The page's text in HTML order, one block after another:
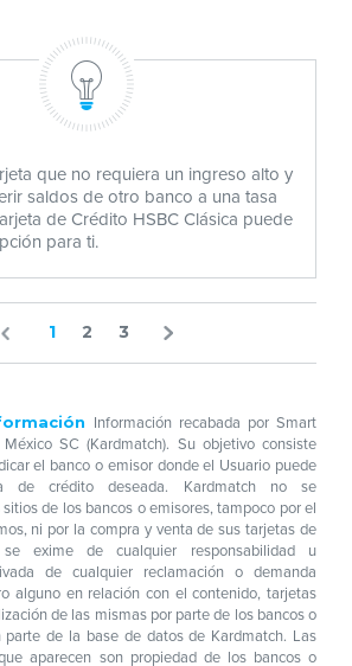
que no requiera un ingreso alto y
saldos de otro banco a una tasa
de Crédito HSBC Clásica puede
para ti.
1 2 3
Información recabada por Smart
SC (Kardmatch). Su objetivo consiste
el banco o emisor donde el Usuario puede
de crédito deseada. Kardmatch no se
de los bancos o emisores, tampoco por el
ni por la compra y venta de sus tarjetas de
se exime de cualquier responsabilidad u
de cualquier reclamación o demanda
alguno en relación con el contenido, tarjetas
de las mismas por parte de los bancos o
parte de la base de datos de Kardmatch. Las
aparecen son propiedad de los bancos o